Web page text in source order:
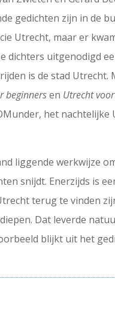
gedichten zijn in de
Utrecht, maar er
uitgenodigd
is de stad Utrecht.
beginnersen Utrecht
het
liggende werkwijze
snijdt. Enerzijds is
terug te vinden
Dat leverde
blijkt uit het